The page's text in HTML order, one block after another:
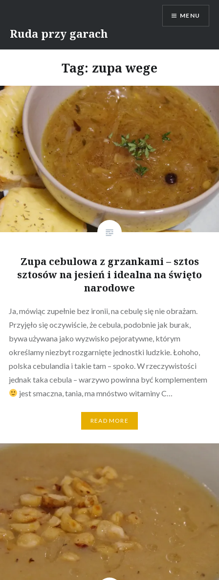
content
Ruda przy garach
MENU
Tag: zupa wege
Zupa cebulowa z grzankami – sztos
sztosów na jesień i idealna na święto
narodowe
Ja, mówiąc zupełnie bez ironii, na cebulę się nie obrażam.
Przyjęło się oczywiście, że cebula, podobnie jak burak,
bywa używana jako wyzwisko pejoratywne, którym
określamy niezbyt rozgarnięte jednostki ludzkie. Łohoho,
polska cebulandia i takie tam – spoko. W rzeczywistości
jednak taka cebula – warzywo powinna być komplementem
jest smaczna, tania, ma mnóstwo witaminy C…
READ MORE